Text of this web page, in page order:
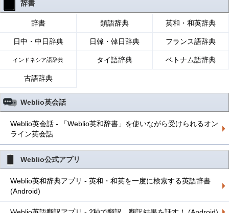
辞書
辞書 類語辞典 英和・和英辞典
日中・中日辞典 日韓・韓日辞典 フランス語辞典
インドネシア語辞典 タイ語辞典 ベトナム語辞典
古語辞典
Weblio英会話
Weblio英会話 - 「Weblio英和辞書」を使いながら受けられるオン
ライン英会話
Weblio公式アプリ
Weblio英和辞典アプリ - 英和・和英を一度に検索する英語辞書
(Android)